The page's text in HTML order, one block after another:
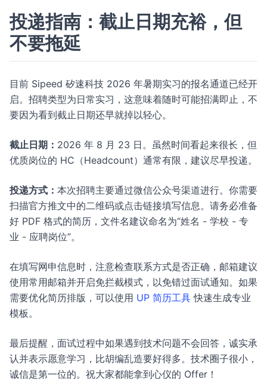
投递指南：截止日期充裕，但
不要拖延
目前 Sipeed 矽速科技 2026 年暑期实习的报名通道已经开
启。招聘类型为日常实习，这意味着随时可能招满即止，不
要因为看到截止日期还早就掉以轻心。
截止日期： 2026 年 8 月 23 日。虽然时间看起来很长，但
优质岗位的 HC（Headcount）通常有限，建议尽早投递。
投递方式： 本次招聘主要通过微信公众号渠道进行。你需要
扫描官方推文中的二维码或点击链接填写信息。请务必准备
好 PDF 格式的简历，文件名建议命名为“姓名 - 学校 - 专
业 - 应聘岗位”。
在填写网申信息时，注意检查联系方式是否正确，邮箱建议
使用常用邮箱并开启免拦截模式，以免错过面试通知。如果
需要优化简历排版，可以使用 UP 简历工具 快速生成专业
模板。
最后提醒，面试过程中如果遇到技术问题不会回答，诚实承
认并表示愿意学习，比胡编乱造要好得多。技术圈子很小，
诚信是第一位的。祝大家都能拿到心仪的 Offer！